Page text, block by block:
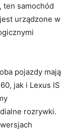
⁢ten samochód
urządzone w
pojazdy mają
jak i ⁤Lexus⁢ IS
rozrywki.